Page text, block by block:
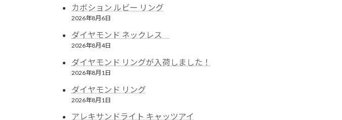
カボション ルビー リング
2026年8月6日
ダイヤモンド ネックレス
2026年8月4日
ダイヤモンド リングが入荷しました！
2026年8月1日
ダイヤモンド リング
2026年8月1日
アレキサンドライト キャッツアイ